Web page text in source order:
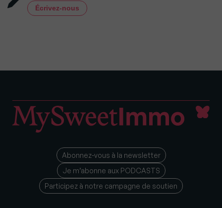
Écrivez-nous
Abonnez-vous à la newsletter
Je m’abonne aux PODCASTS
Participez à notre campagne de soutien